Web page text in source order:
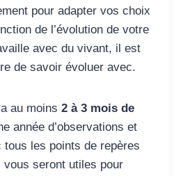
pour adapter vos choix
de l’évolution de votre
avec du vivant, il est
de savoir évoluer avec.
au moins 2 à 3 mois de
année d’observations et
les points de repères
seront utiles pour